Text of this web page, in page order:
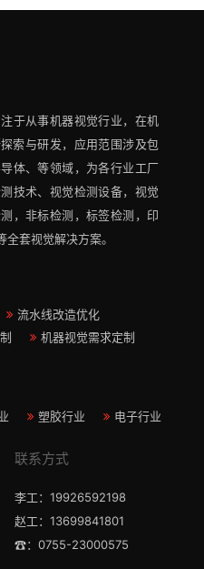
于从事机器视觉行业，在机
索与研发​，应用范围涉及包
体、等领域，为各行业工厂
技术、视觉检测设备，视觉
，非标检测，标签检测，印
套视觉解决方案​。
流水线改造优化
机器视觉需求定制
塑胶行业
电子行业
联系方式
李工：19926592198
赵工：13699841801
☎：0755-23000575